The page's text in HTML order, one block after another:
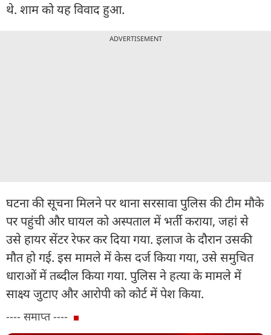
थे. शाम को यह विवाद हुआ.
ADVERTISEMENT
घटना की सूचना मिलने पर थाना सरसावा पुलिस की टीम मौके
पर पहुंची और घायल को अस्पताल में भर्ती कराया, जहां से
उसे हायर सेंटर रेफर कर दिया गया. इलाज के दौरान उसकी
मौत हो गई. इस मामले में केस दर्ज किया गया, उसे समुचित
धाराओं में तब्दील किया गया. पुलिस ने हत्या के मामले में
साक्ष्य जुटाए और आरोपी को कोर्ट में पेश किया.
---- समाप्त ----